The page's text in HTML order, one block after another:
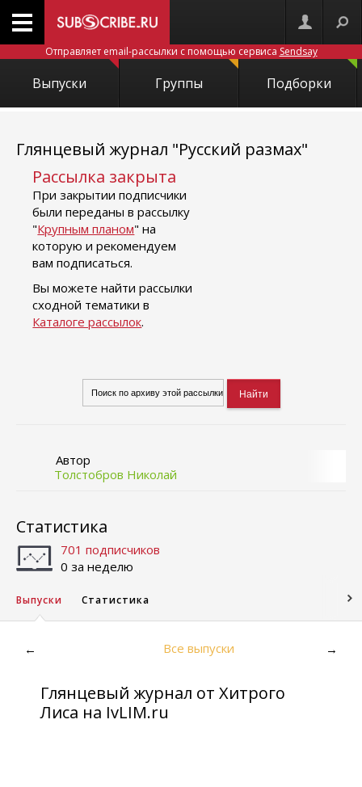
Отправляет email-рассылки с помощью сервиса Sendsay
Выпуски Группы Подборки
Глянцевый журнал "Русский размах"
Рассылка закрыта
При закрытии подписчики
были переданы в рассылку
"Крупным планом" на
которую и рекомендуем
вам подписаться.
Вы можете найти рассылки
сходной тематики в
Каталоге рассылок.
Автор
Толстобров Николай
Статистика
701 подписчиков
0 за неделю
Выпуски Статистика
← Все выпуски →
Глянцевый журнал от Хитрого
Лиса на IvLIM.ru